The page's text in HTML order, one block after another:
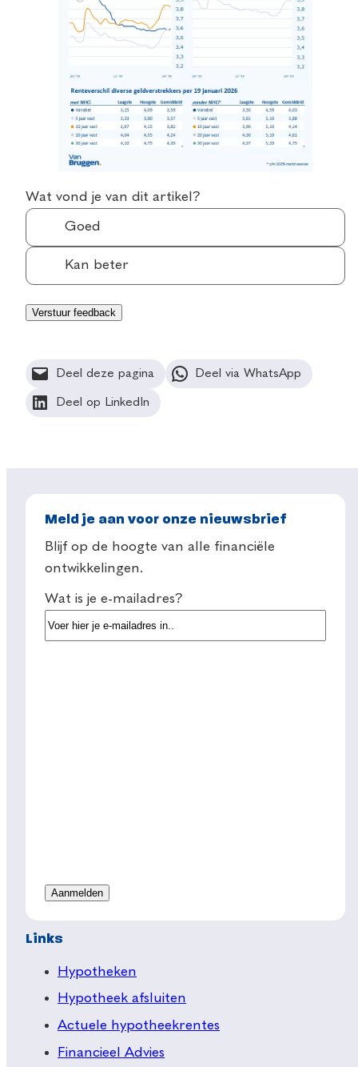
Wat vond je van dit artikel?
Goed
Kan beter
Deel deze pagina Deel via WhatsApp
Deel op LinkedIn
Meld je aan voor onze nieuwsbrief
Blijf op de hoogte van alle financiële
ontwikkelingen.
Wat is je e-mailadres?
Links
Hypotheken
Hypotheek afsluiten
Actuele hypotheekrentes
Financieel Advies